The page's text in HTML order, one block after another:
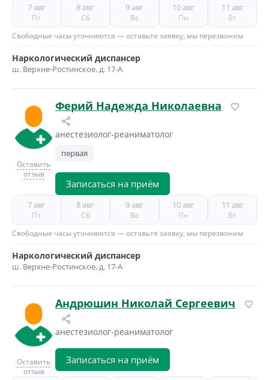
7 авг
Пт
8 авг
Сб
9 авг
Вс
10 авг
Пн
11 авг
Вт
Свободные часы уточняются — оставьте заявку, мы перезвоним
Наркологический диспансер
ш. Верхне-Ростинское, д. 17-А
Оставить
отзыв
Ферий Надежда Николаевна
анестезиолог-реаниматолог
первая
Записаться на приём
7 авг
Пт
8 авг
Сб
9 авг
Вс
10 авг
Пн
11 авг
Вт
Свободные часы уточняются — оставьте заявку, мы перезвоним
Наркологический диспансер
ш. Верхне-Ростинское, д. 17-А
Оставить
отзыв
Андрюшин Николай Сергеевич
анестезиолог-реаниматолог
Записаться на приём